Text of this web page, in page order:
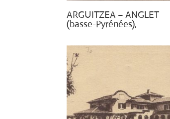
ARGUITZEA – ANGLET
(basse-Pyrénées),